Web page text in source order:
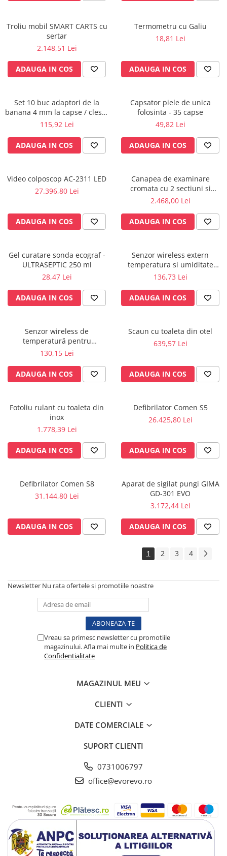
Console tavan sali operatie
Lavoare apa sterila
Lavoare chirurgicale
Adaptori/cuple
Prefiltre lavoare
Electrochirurgie
Cabluri pentru pensele bipolare
Electrocautere
Criocautere
cutii medicamente
Electrozi
Accesorii pentru perfuzie
Geluri
Garouri
Ochelari de protectie
Cabluri EKG (10 fire)
Electrozi ECG / EKG
Sonde US
Turbine
Filtre antibacteriene
Piese bucale
Clesti nazali
Investigare si diagnostic
Oglinzi/Lampi frontale
Diapazon
Set ORL/Oftalmo
Testare reflexe
Lampi cu infrarosu
Cantare
Glucometre
Ingrijire personala
Troliu mobil SMART CARTS cu
sertar
2.148,51 Lei
ADAUGA IN COS
Termometru cu Galiu
18,81 Lei
ADAUGA IN COS
Set 10 buc adaptori de la
banana 4 mm la capse / cleste
ekg
115,92 Lei
ADAUGA IN COS
Capsator piele de unica
folosinta - 35 capse
49,82 Lei
ADAUGA IN COS
Video colposcop AC-2311 LED
27.396,80 Lei
ADAUGA IN COS
Canapea de examinare
cromata cu 2 sectiuni si
suport rola inclus
2.468,00 Lei
ADAUGA IN COS
Gel curatare sonda ecograf -
ULTRASEPTIC 250 ml
28,47 Lei
ADAUGA IN COS
Senzor wireless extern
temperatura si umiditate
pentru KLIMALOGG PRO -
136,73 Lei
ADAUGA IN COS
Senzor wireless de
temperatură pentru
KlimaLogg Pro - 30.3181IT
130,15 Lei
ADAUGA IN COS
Scaun cu toaleta din otel
639,57 Lei
ADAUGA IN COS
Fotoliu rulant cu toaleta din
inox
1.778,39 Lei
ADAUGA IN COS
Defibrilator Comen S5
26.425,80 Lei
ADAUGA IN COS
Defibrilator Comen S8
31.144,80 Lei
ADAUGA IN COS
Aparat de sigilat pungi GIMA
GD-301 EVO
3.172,44 Lei
ADAUGA IN COS
1 2 3 4
Newsletter Nu rata ofertele si promotiile noastre
Vreau sa primesc newsletter cu promotiile
magazinului. Afla mai multe in Politica de
Confidentialitate
MAGAZINUL MEU
CLIENTI
DATE COMERCIALE
SUPORT CLIENTI
0731006797
office@evorevo.ro